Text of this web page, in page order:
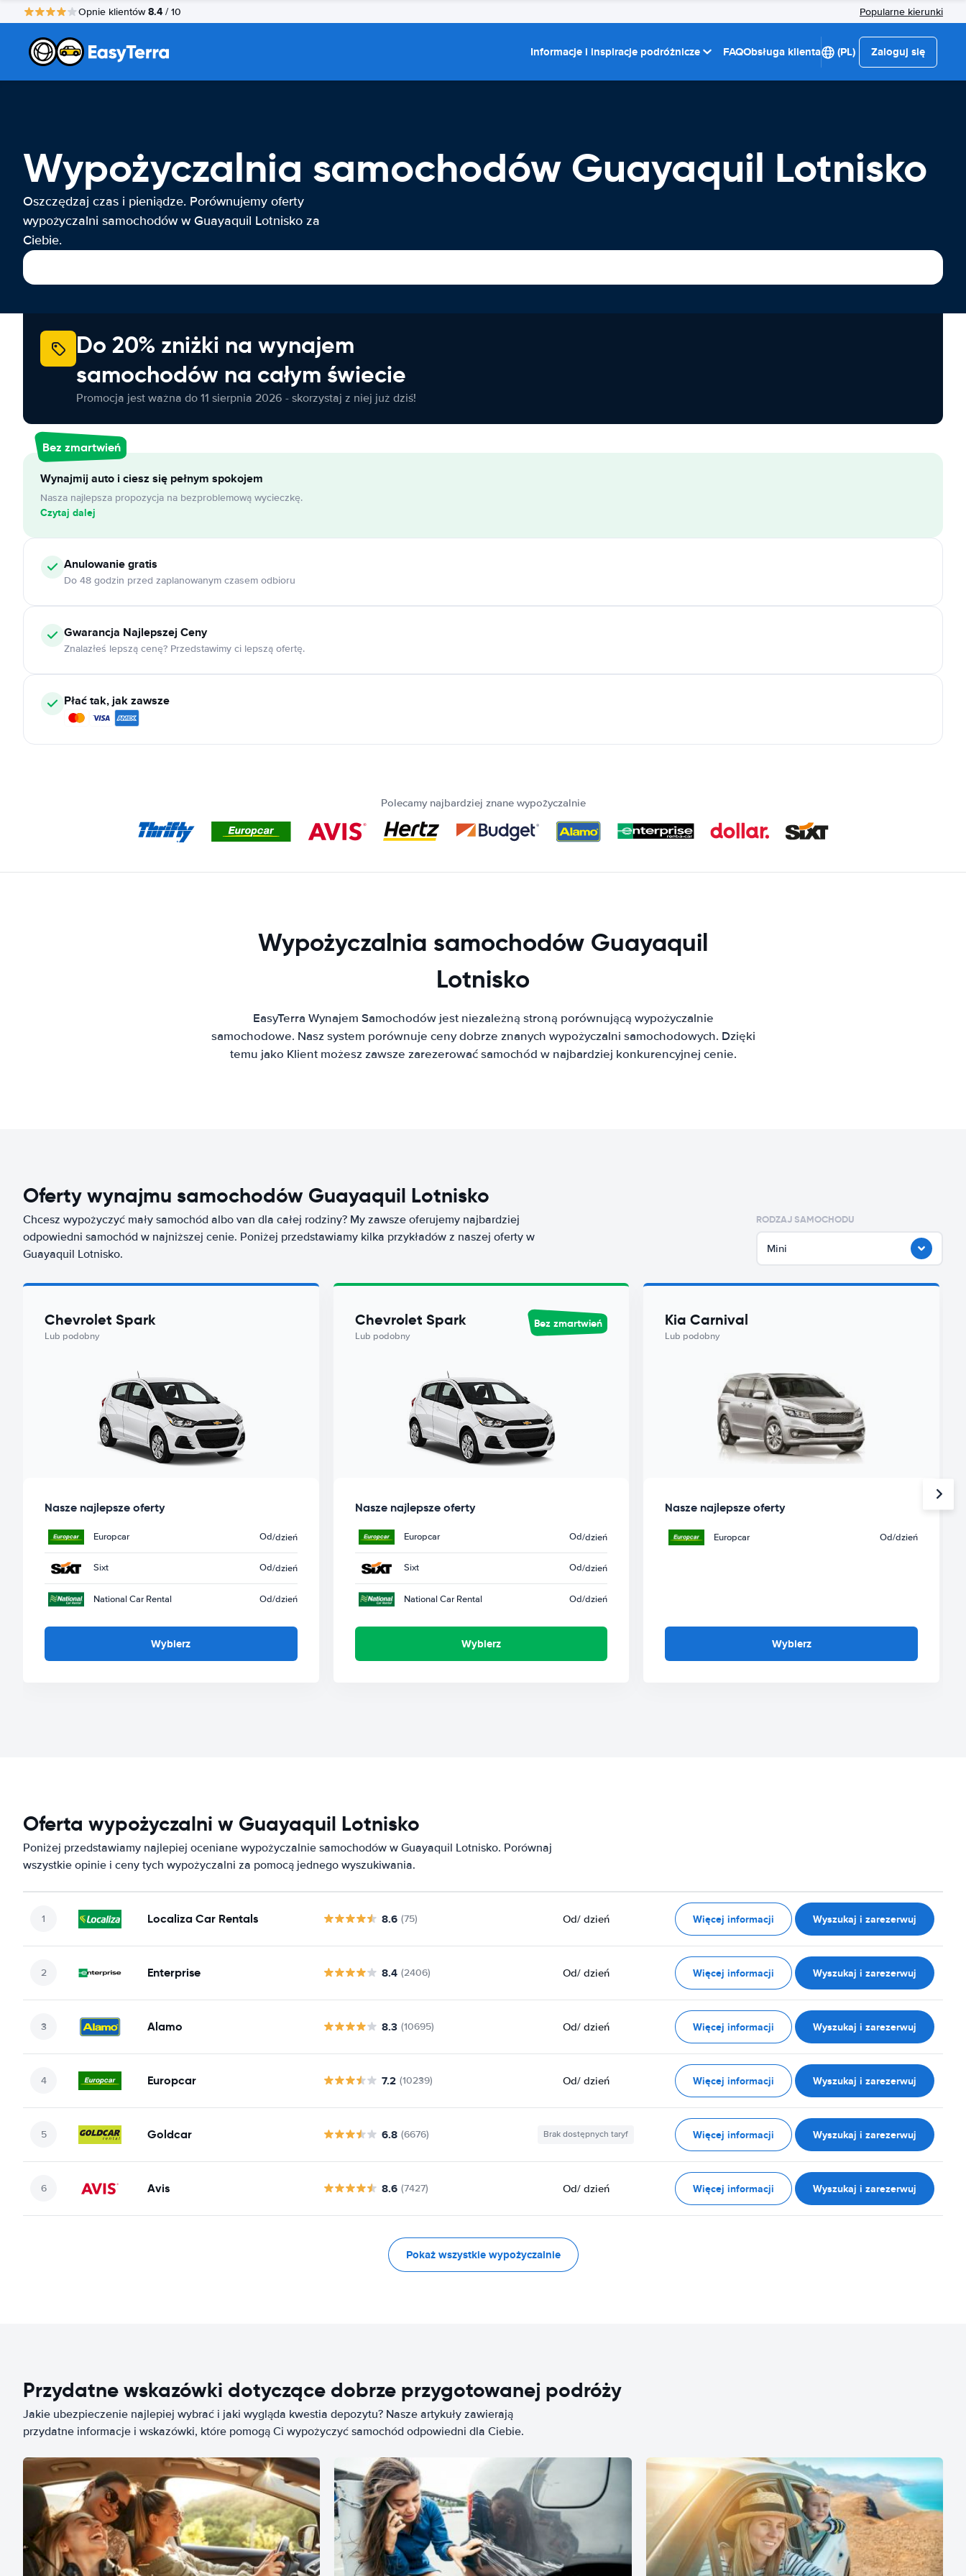
Opnie klientów8.4 / 10 Popularne kierunki
Informacje i inspiracje podróżnicze FAQObsługa klienta (PL) Zaloguj się
Wypożyczalnia samochodów Guayaquil Lotnisko
Oszczędzaj czas i pieniądze. Porównujemy oferty
wypożyczalni samochodów w Guayaquil Lotnisko za
Ciebie.
Do 20% zniżki na wynajem
samochodów na całym świecie
Promocja jest ważna do 11 sierpnia 2026 - skorzystaj z niej już dziś!
Bez zmartwień
Wynajmij auto i ciesz się pełnym spokojem
Nasza najlepsza propozycja na bezproblemową wycieczkę.
Czytaj dalej
Anulowaniegratis
Do 48 godzin przed zaplanowanym czasem odbioru
Gwarancja Najlepszej Ceny
Znalazłeś lepszą cenę? Przedstawimy ci lepszą ofertę.
Płać tak, jak zawsze
Polecamy najbardziej znane wypożyczalnie
Wypożyczalnia samochodów Guayaquil
Lotnisko
EasyTerra Wynajem Samochodów jest niezależną stroną porównującą wypożyczalnie
samochodowe. Nasz system porównuje ceny dobrze znanych wypożyczalni samochodowych. Dzięki
temu jako Klient możesz zawsze zarezerować samochód w najbardziej konkurencyjnej cenie.
Oferty wynajmu samochodów Guayaquil Lotnisko
Chcesz wypożyczyć mały samochód albo van dla całej rodziny? My zawsze oferujemy najbardziej
odpowiedni samochód w najniższej cenie. Poniżej przedstawiamy kilka przykładów z naszej oferty w
Guayaquil Lotnisko.
RODZAJ SAMOCHODU
Mini
Chevrolet Spark
Lub podobny
Nasze najlepsze oferty
Europcar Od/dzień
Sixt Od/dzień
National Car Rental Od/dzień
Wybierz
Chevrolet Spark
Lub podobny
Bez zmartwień
Nasze najlepsze oferty
Europcar Od/dzień
Sixt Od/dzień
National Car Rental Od/dzień
Wybierz
Kia Carnival
Lub podobny
Nasze najlepsze oferty
Europcar Od/dzień
Wybierz
Oferta wypożyczalni w Guayaquil Lotnisko
Poniżej przedstawiamy najlepiej oceniane wypożyczalnie samochodów w Guayaquil Lotnisko. Porównaj
wszystkie opinie i ceny tych wypożyczalni za pomocą jednego wyszukiwania.
Localiza Car Rentals 8.6 (75) Od/ dzień Więcej informacji Wyszukaj i zarezerwuj
Enterprise 8.4 (2406) Od/ dzień Więcej informacji Wyszukaj i zarezerwuj
Alamo 8.3 (10695) Od/ dzień Więcej informacji Wyszukaj i zarezerwuj
Europcar 7.2 (10239) Od/ dzień Więcej informacji Wyszukaj i zarezerwuj
Goldcar 6.8 (6676) Brak dostępnych taryf Więcej informacji Wyszukaj i zarezerwuj
Avis 8.6 (7427) Od/ dzień Więcej informacji Wyszukaj i zarezerwuj
Pokaż wszystkie wypożyczalnie
Przydatne wskazówki dotyczące dobrze przygotowanej podróży
Jakie ubezpieczenie najlepiej wybrać i jaki wygląda kwestia depozytu? Nasze artykuły zawierają
przydatne informacje i wskazówki, które pomogą Ci wypożyczyć samochód odpowiedni dla Ciebie.